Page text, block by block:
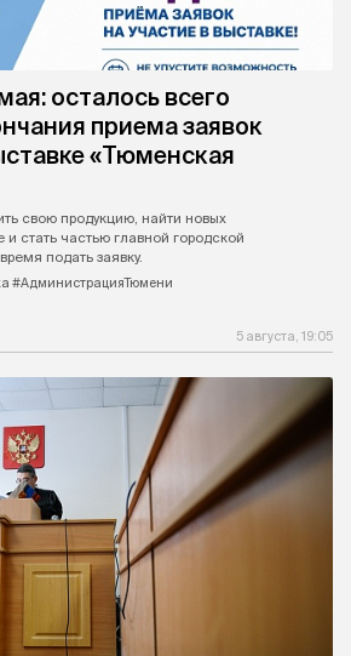
осталось всего
приема заявок
«Тюменская
свою продукцию, найти новых
и стать частью главной городской
подать заявку.
#АдминистрацияТюмени
5 августа, 19:05